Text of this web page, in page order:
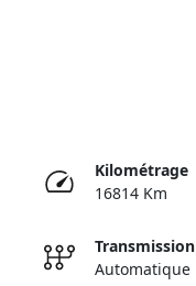
Kilométrage
16814 Km
Transmission
Automatique